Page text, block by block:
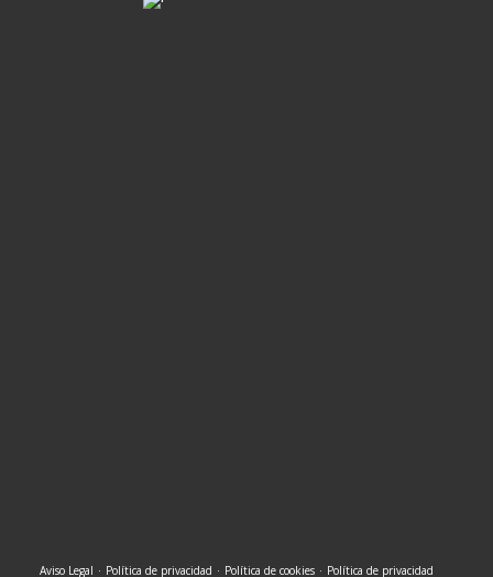
Aviso Legal · Política de privacidad · Política de cookies · Política de privacidad